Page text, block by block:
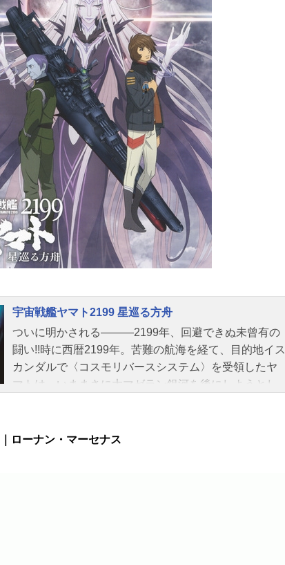
也スタッフ原作：ヘッドギア 伊藤和典 出渕裕 高
田明美 ゆうきまさみ 押井守シリーズ構成：伊藤和
典キャラクターデザイン：高田明美メカニックデザイ
ン：出渕裕ゲストメカ・デザイン：佐山善則美術：渋
谷幸弘音楽：川井憲次監督：吉永尚之制作：サンライ
ズ製作：バンダイ 東北新社主題歌OP1：「そのまま
の君でいて」仁藤優子OP2：「コンディション・グリ
ーン～緊急発進～」笠原弘子ED1：「MIDNIGHTBLU
E」KISSMEQUICKED2：...
宇宙戦艦ヤマト2199 星巡る方舟
ついに明かされる―――2199年、回避できぬ未曾有の
闘い!!時に西暦2199年。苦難の航海を経て、目的地イス
カンダルで〈コスモリバースシステム〉を受領したヤ
マトは、いままさに大マゼラン銀河を後にしようとし
戦闘民族〈ガトランティス〉。指揮官はグタバ遠征軍
｜ローナン・マーセナス